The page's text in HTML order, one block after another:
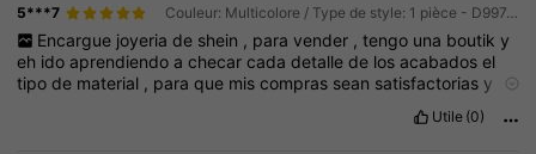
5***7 Couleur: Multicolore / Type de style: 1 pièce - D997445B
Encargue joyeria de shein , para vender , tengo una boutik y
eh ido aprendiendo achecarcadadetallede los acabadosel
tipode material , paraque miscompras sean satisfactoriasy
llegohermoso
Utile (0)